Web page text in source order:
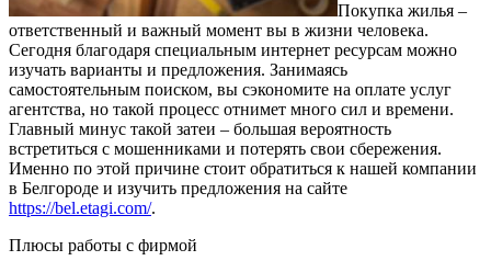
Покупка жилья –
ответственный и важный момент вы в жизни человека.
Сегодня благодаря специальным интернет ресурсам можно
изучать варианты и предложения. Занимаясь
самостоятельным поиском, вы сэкономите на оплате услуг
агентства, но такой процесс отнимет много сил и времени.
Главный минус такой затеи – большая вероятность
встретиться с мошенниками и потерять свои сбережения.
Именно по этой причине стоит обратиться к нашей компании
в Белгороде и изучить предложения на сайте
https://bel.etagi.com/.
Плюсы работы с фирмой